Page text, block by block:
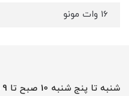
16 وات مونو